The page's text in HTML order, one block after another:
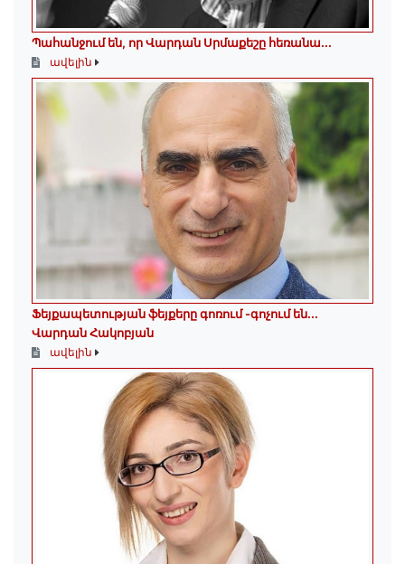
Պահանջում են, որ Վարդան Սրմաքեշը հեռանա․․․
ավելին
Ֆեյքապետության ֆեյքերը գոռում -գոչում են․․․
Վարդան Հակոբյան
ավելին